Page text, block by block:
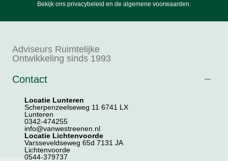
Bekijk ons privacybeleid en de algemene voorwaarden.
Adviseurs Ruimtelijke
Ontwikkeling sinds 1993
Contact
Locatie Lunteren
Scherpenzeelseweg 11 6741 LX
Lunteren
0342-474255
info@vanwestreenen.nl
Locatie Lichtenvoorde
Varsseveldseweg 65d 7131 JA
Lichtenvoorde
0544-379737